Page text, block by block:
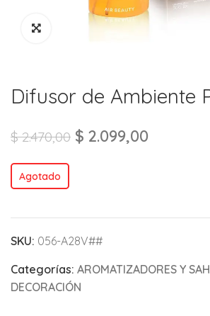
Difusor de Ambiente
$2.470,00 $ 2.099,00
Agotado
SKU: 056-A28V##
Categorías: AROMATIZADORES Y
DECORACIÓN